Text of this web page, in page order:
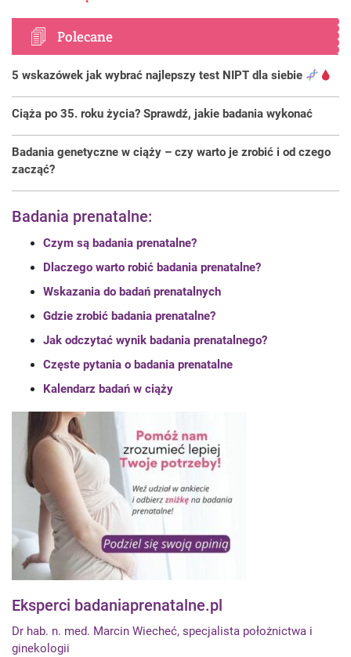
Polecane
5 wskazówek jak wybrać najlepszy test NIPT dla siebie
Ciąża po 35. roku życia? Sprawdź, jakie badania wykonać
Badania genetyczne w ciąży – czy warto je zrobić i od czego
zacząć?
Badania prenatalne:
Czym są badania prenatalne?
Dlaczego warto robić badania prenatalne?
Wskazania do badań prenatalnych
Gdzie zrobić badania prenatalne?
Jak odczytać wynik badania prenatalnego?
Częste pytania o badania prenatalne
Kalendarz badań w ciąży
Eksperci badaniaprenatalne.pl
Dr hab. n. med. Marcin Wiecheć, specjalista położnictwa i
ginekologii